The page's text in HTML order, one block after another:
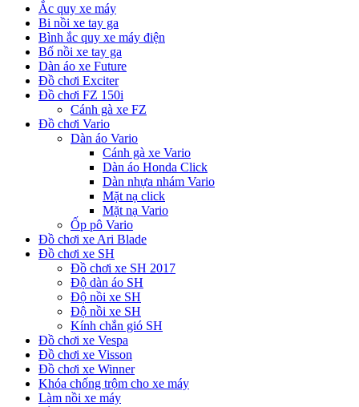
Ắc quy xe máy
Bi nồi xe tay ga
Bình ắc quy xe máy điện
Bố nồi xe tay ga
Dàn áo xe Future
Đồ chơi Exciter
Đồ chơi FZ 150i
Cánh gà xe FZ
Đồ chơi Vario
Dàn áo Vario
Cánh gà xe Vario
Dàn áo Honda Click
Dàn nhựa nhám Vario
Mặt nạ click
Mặt nạ Vario
Ốp pô Vario
Đồ chơi xe Ari Blade
Đồ chơi xe SH
Đồ chơi xe SH 2017
Độ dàn áo SH
Độ nồi xe SH
Độ nồi xe SH
Kính chắn gió SH
Đồ chơi xe Vespa
Đồ chơi xe Visson
Đồ chơi xe Winner
Khóa chống trộm cho xe máy
Làm nồi xe máy